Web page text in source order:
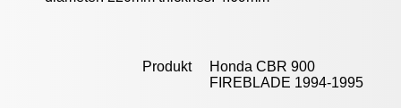
Produkt
Honda CBR 900
FIREBLADE 1994-1995